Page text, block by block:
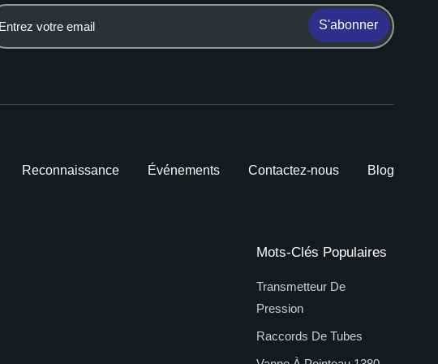
S'abonner
Reconnaissance Événements Contactez-nous Blog
Mots-Clés Populaires
Transmetteur De
Pression
Raccords De Tubes